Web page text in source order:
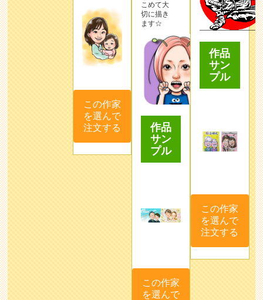
この作家
を選んで
注文する
こめて大
切に描き
ます☆
作品
サン
プル
この作家
を選んで
作品
サン
プル
この作家
を選んで
注文する